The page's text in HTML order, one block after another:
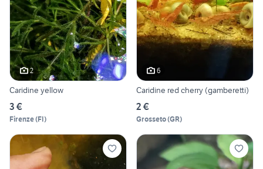
2
Caridine yellow
3 €
Firenze(FI)
6
Caridine red cherry (gamberetti)
2 €
Grosseto(GR)